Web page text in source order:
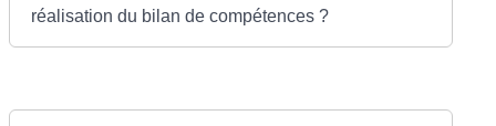
réalisation du bilan de compétences ?